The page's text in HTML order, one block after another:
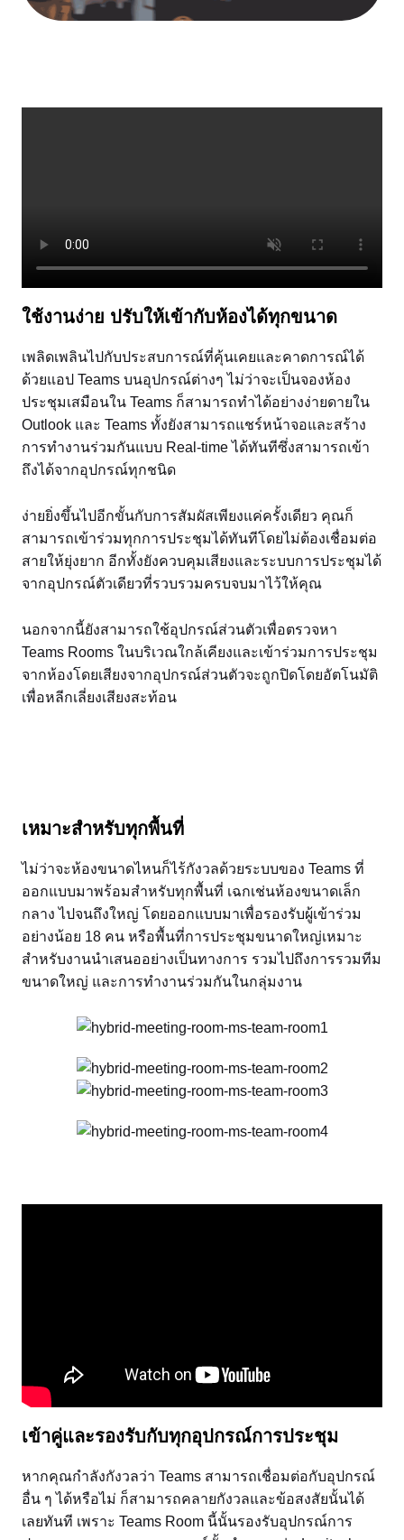
ใช้งานง่าย ปรับให้เข้ากับห้องได้ทุกขนาด
เพลิดเพลินไปกับประสบการณ์ที่คุ้นเคยและคาดการณ์ได้
ด้วยแอป Teams บนอุปกรณ์ต่างๆ ไม่ว่าจะเป็นจองห้อง
ประชุมเสมือนใน Teams ก็สามารถทำได้อย่างง่ายดายใน
Outlook และ Teams ทั้งยังสามารถแชร์หน้าจอและสร้าง
การทำงานร่วมกันแบบ Real-time ได้ทันทีซึ่งสามารถเข้า
ถึงได้จากอุปกรณ์ทุกชนิด
ง่ายยิ่งขึ้นไปอีกขั้นกับการสัมผัสเพียงแค่ครั้งเดียว คุณก็
สามารถเข้าร่วมทุกการประชุมได้ทันทีโดยไม่ต้องเชื่อมต่อ
สายให้ยุ่งยาก อีกทั้งยังควบคุมเสียงและระบบการประชุมได้
จากอุปกรณ์ตัวเดียวที่รวบรวมครบจบมาไว้ให้คุณ
นอกจากนี้ยังสามารถใช้อุปกรณ์ส่วนตัวเพื่อตรวจหา
Teams Rooms ในบริเวณใกล้เคียงและเข้าร่วมการประชุม
จากห้องโดยเสียงจากอุปกรณ์ส่วนตัวจะถูกปิดโดยอัตโนมัติ
เพื่อหลีกเลี่ยงเสียงสะท้อน
เหมาะสำหรับทุกพื้นที่
ไม่ว่าจะห้องขนาดไหนก็ไร้กังวลด้วยระบบของ Teams ที่
ออกแบบมาพร้อมสำหรับทุกพื้นที่ เฉกเช่นห้องขนาดเล็ก
กลาง ไปจนถึงใหญ่ โดยออกแบบมาเพื่อรองรับผู้เข้าร่วม
อย่างน้อย 18 คน หรือพื้นที่การประชุมขนาดใหญ่เหมาะ
สำหรับงานนำเสนออย่างเป็นทางการ รวมไปถึงการรวมทีม
ขนาดใหญ่ และการทำงานร่วมกันในกลุ่มงาน
เข้าคู่และรองรับกับทุกอุปกรณ์การประชุม
หากคุณกำลังกังวลว่า Teams สามารถเชื่อมต่อกับอุปกรณ์
อื่น ๆ ได้หรือไม่ ก็สามารถคลายกังวลและข้อสงสัยนั้นได้
เลยทันที เพราะ Teams Room นี้นั้นรองรับอุปกรณ์การ